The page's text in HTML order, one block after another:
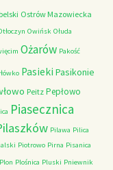
Ostrów Mazowiecka
Owińsk Ołuda
Ożarów Pakość
Pasieki Pasikonie
Peitz Pepłowo
Piasecznica
Pilawa Pilica
Piotrowo Pirna Pisanica
Plon Plośnica Pluski Pniewnik